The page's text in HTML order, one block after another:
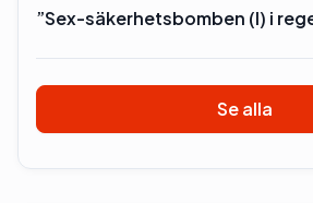
”Sex-säkerhetsbomben (l) i
Se alla